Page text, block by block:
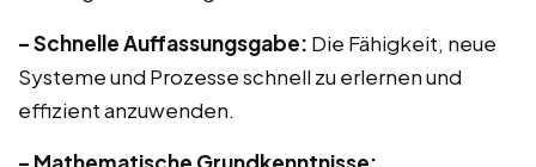
– Schnelle Auffassungsgabe: Die Fähigkeit, neue
Systeme und Prozesse schnell zu erlernen und
effizient anzuwenden.